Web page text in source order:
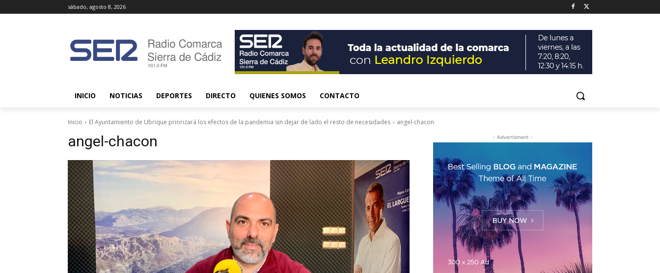
sábado, agosto 8, 2026
INICIO NOTICIAS DEPORTES DIRECTO QUIENES SOMOS CONTACTO
Inicio El Ayuntamiento de Ubrique priorizará los efectos de la pandemia sin dejar de lado el resto de necesidades angel-chacon
angel-chacon - Advertisment -